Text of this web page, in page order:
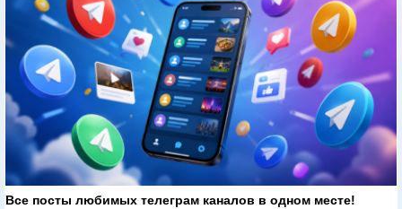
Все посты любимых телеграм каналов в одном месте!